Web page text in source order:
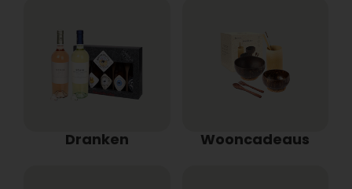
Dranken Wooncadeaus